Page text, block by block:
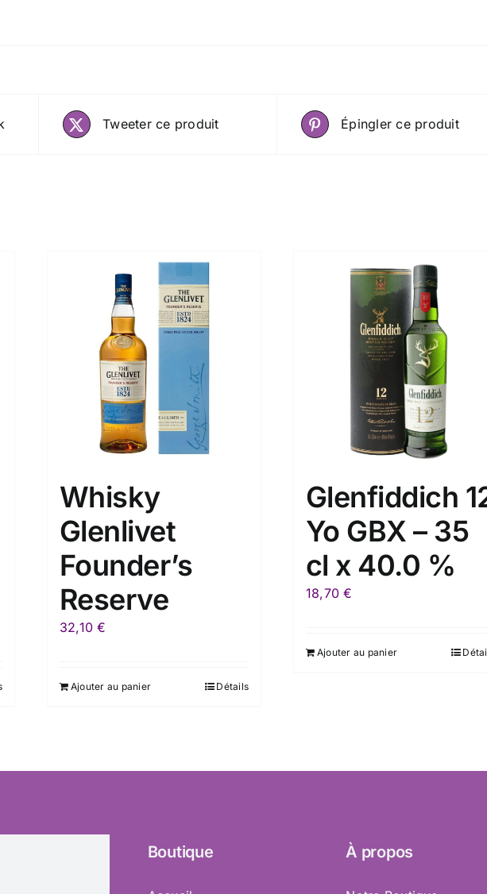
Tweeter ce produit Épingler ce produit
Whisky
Glenlivet
Founder’s
Reserve
32,10€
Ajouter au panier Détails
Glenfiddich
Yo GBX – 35
cl x 40.0 %
18,70€
Ajouter au panier
Boutique À propos